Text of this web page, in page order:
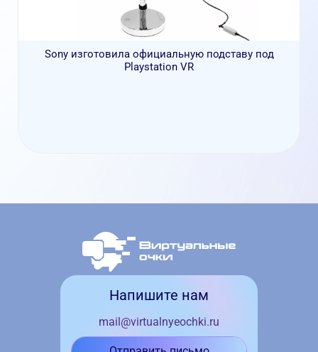
Sony изготовила официальную подставу под
Playstation VR
Напишите нам
mail@virtualnyeochki.ru